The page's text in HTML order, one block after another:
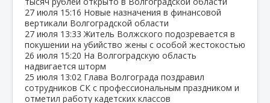
27 июля 15:16 Новые назначения в финансовой
вертикали Волгоградской области
27 июля 13:33 Житель Волжского подозревается в
покушении на убийство жены с особой жестокостью
26 июля 15:20 На Волгоградскую область
надвигается шторм
25 июля 13:02 Глава Волгограда поздравил
сотрудников СК с профессиональным праздником и
отметил работу кадетских классов